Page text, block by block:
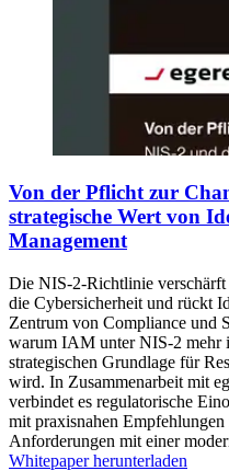
Von der Pflicht zur
strategische Wert von
Management
Die NIS-2-Richtlinie
die Cybersicherheit und rückt
Zentrum von Compliance und
warum IAM unter NIS-2 mehr
strategischen Grundlage für
wird. In Zusammenarbeit mit
verbindet es regulatorische
mit praxisnahen
Anforderungen mit einer
Whitepaper herunterladen